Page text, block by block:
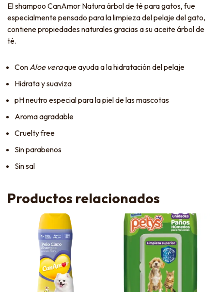
El shampoo CanAmor Natura árbol de té para gatos, fue
especialmente pensado para la limpieza del pelaje del gato,
contiene propiedades naturales gracias a su aceite árbol de
té.
Con Aloe veraque ayuda a la hidratación del pelaje
Hidrata y suaviza
pH neutro especial para la piel de las mascotas
Aroma agradable
Cruelty free
Sin parabenos
Sin sal
Productos relacionados